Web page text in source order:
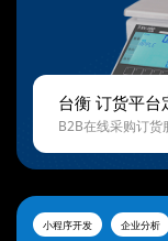
台衡 订货平台
小程序开发 企业分析